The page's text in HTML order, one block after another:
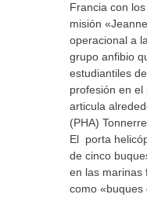
Francia con
misión
operacional a
grupo anfibio
estudiantiles
profesión en el
articula
(PHA)
El porta
de cinco
en las marinas
como «buques